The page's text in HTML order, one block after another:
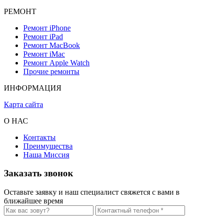
РЕМОНТ
Ремонт iPhone
Ремонт iPad
Ремонт MacBook
Ремонт iMac
Ремонт Apple Watch
Прочие ремонты
ИНФОРМАЦИЯ
Карта сайта
О НАС
Контакты
Преимущества
Наша Миссия
Заказать звонок
Оставьте заявку и наш специалист свяжется с вами в
ближайшее время